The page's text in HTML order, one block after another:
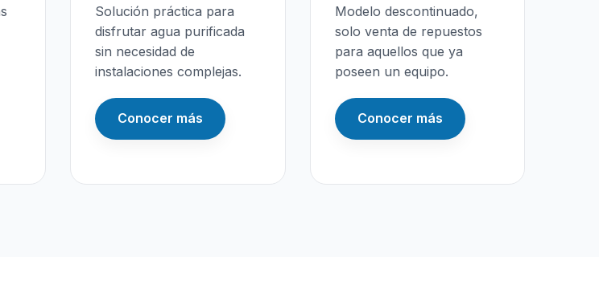
Solución práctica para
disfrutar agua purificada
sin necesidad de
instalaciones complejas.
Conocer más
Modelo descontinuado,
solo venta de repuestos
para aquellos que ya
poseen un equipo.
Conocer más